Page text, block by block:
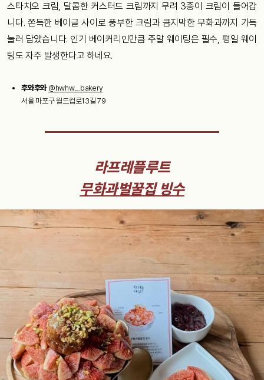
스타치오 크림, 달콤한 커스터드 크림까지 무려 3종이 크림이 들어갑
니다. 쫀득한 베이글 사이로 풍부한 크림과 큼지막한 무화과까지 가득
눌러 담았습니다. 인기 베이커리인만큼 주말 웨이팅은 필수, 평일 웨이
팅도 자주 발생한다고 하네요.
후와후와 @hwhw._.bakery
서울 마포구 월드컵로13길 79
라프레플루트
무화과벌꿀집 빙수